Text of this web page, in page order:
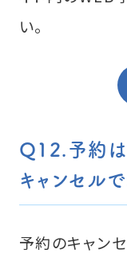
い。
Q12.予約は
キャンセル
予約のキャン